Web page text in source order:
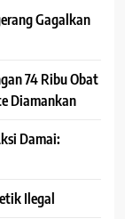
Gagalkan
74 Ribu Obat
Diamankan
Damai:
Ilegal